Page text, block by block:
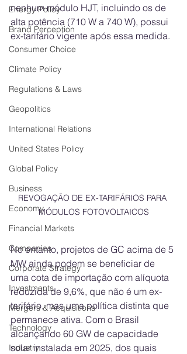
Energy Policy
Brand Perception
Consumer Choice
Climate Policy
Regulations & Laws
Geopolitics
International Relations
United States Policy
Global Policy
Business
Economy
Financial Markets
Companies
Corporate Strategy
Investments
Mergers & Acquisitions
Technology
Industry
nenhum módulo HJT, incluindo os de
alta potência (710 W a 740 W), possui
ex-tarifário vigente após essa medida.
REVOGAÇÃO DE EX-TARIFÁRIOS PARA
MÓDULOS FOTOVOLTAICOS
No entanto, projetos de GC acima de 5
MW ainda podem se beneficiar de
uma cota de importação com alíquota
reduzida de 9,6%, que não é um ex-
tarifário, mas uma política distinta que
permanece ativa. Com o Brasil
alcançando 60 GW de capacidade
solar instalada em 2025, dos quais